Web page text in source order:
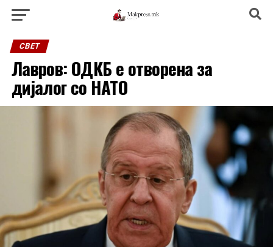
СВЕТ
Лавров: ОДКБ е отворена за
дијалог со НАТО